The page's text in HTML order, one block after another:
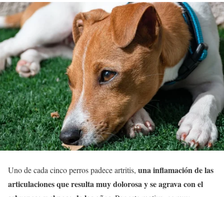
Uno de cada cinco perros padece artritis, una inflamación de las
articulaciones que resulta muy dolorosa y se agrava con el